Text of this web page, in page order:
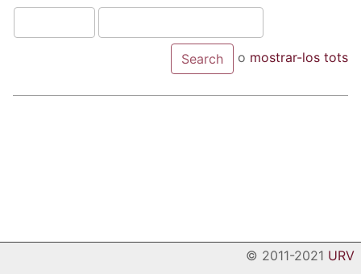
o mostrar-los tots
© 2011-2021 URV